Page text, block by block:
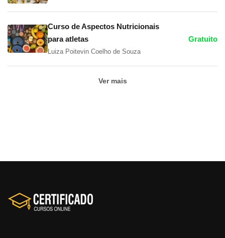
Curso de Aspectos Nutricionais
para atletas
Luiza Poitevin Coelho de Souza
Gratuito
Ver mais